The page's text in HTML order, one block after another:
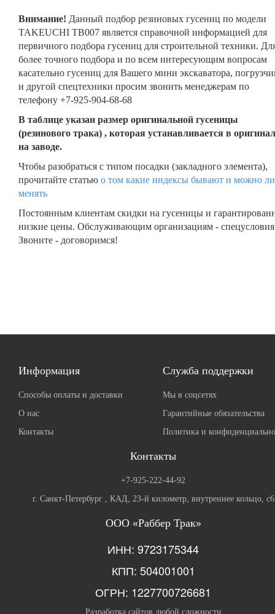
Внимание! Данный подбор резиновых гусениц по модели
TAKEUCHI TB007 является справочной информацией для
первичного подбора гусениц для строительной техники.
более точного подбора и по всем интересующим вопросам
касательно гусениц для Вашего мини экскаватора,
и другой спецтехники просим звонить менеджерам по
телефону +7-925-904-68-68
В таблице указан размер оригинальной гусеницы
(резинового трака) , которая устанавливается в
на заводе.
Чтобы разобраться с типом посадки (закладного элемента),
прочитайте статью о том какие индексы бывают и можно
менять
Постоянным клиентам скидки на гусеницы и
низкие цены. Обслуживающим организациям -
Звоните - договоримся!
Информация
Способы оплаты и доставки
О нас
Контакты
Служба поддержки
Мы в соцсетях
Гарантийные обязательства
Политика и
Контакты
+7-925-222-44-92
г. Санкт-Петербург , КАД, 23-й километр, внутреннее кольцо, с6
ООО «Раббер Трак»
ИНН: 9723175344
КПП: 504001001
ОГРН: 1227700726681
Разработка сайтов любой сложности